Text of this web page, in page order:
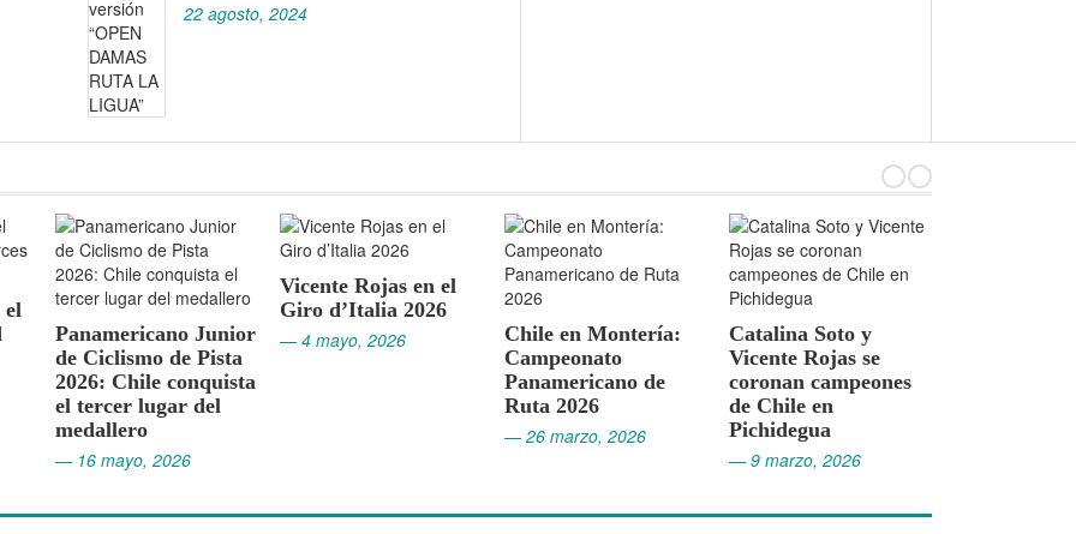
22 agosto, 2024
Junior
Pista
Vicente Rojas en el
Giro d’Italia 2026
— 4 mayo, 2026
Chile en Montería:
Campeonato
Catalina Soto y
Vicente Rojas se
coronan campeones
de Chile en
Pichidegua
Cristóbal Baeza hace
historia y conquista
la Vuelta a San Juan
2026
— 2 febrero, 2026